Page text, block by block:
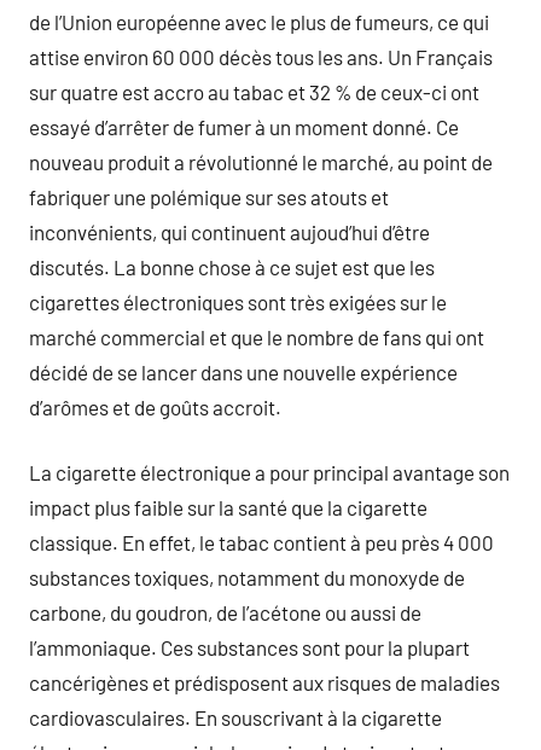
de l’Union européenne avec le plus de fumeurs, ce qui
attise environ 60 000 décès tous les ans. Un Français
sur quatre est accro au tabac et 32 % de ceux-ci ont
essayé d’arrêter de fumer à un moment donné. Ce
nouveau produit a révolutionné le marché, au point de
fabriquer une polémique sur ses atouts et
inconvénients, qui continuent aujoud’hui d’être
discutés. La bonne chose à ce sujet est que les
cigarettes électroniques sont très exigées sur le
marché commercial et que le nombre de fans qui ont
décidé de se lancer dans une nouvelle expérience
d’arômes et de goûts accroit.
La cigarette électronique a pour principal avantage son
impact plus faible sur la santé que la cigarette
classique. En effet, le tabac contient à peu près 4 000
substances toxiques, notamment du monoxyde de
carbone, du goudron, de l’acétone ou aussi de
l’ammoniaque. Ces substances sont pour la plupart
cancérigènes et prédisposent aux risques de maladies
cardiovasculaires. En souscrivant à la cigarette